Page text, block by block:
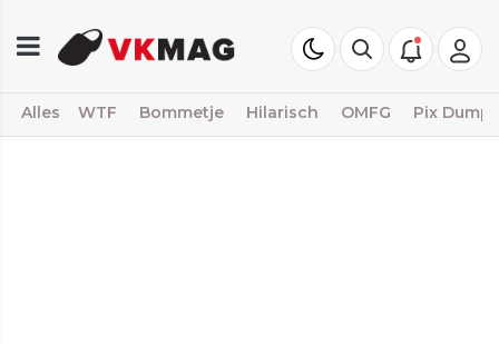
Alles WTF Bommetje Hilarisch OMFG Pix Dump